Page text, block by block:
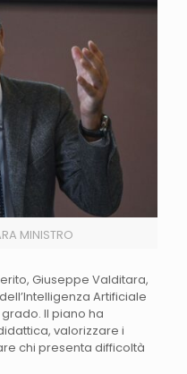
MINISTRO
Giuseppe Valditara,
Artificiale
Il piano ha
valorizzare i
chi presenta difficoltà